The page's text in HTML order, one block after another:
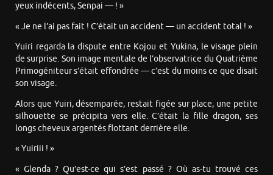
yeux indécents, Senpai — ! »
« Je ne l’ai pas fait ! C’était un accident — un accident total ! »
Yuiri regarda la dispute entre Kojou et Yukina, le visage plein
de surprise. Son image mentale de l’observatrice du Quatrième
Primogéniteur s’était effondrée — c’est du moins ce que disait
son visage.
Alors que Yuiri, désemparée, restait figée sur place, une petite
silhouette se précipita vers elle. C’était la fille dragon, ses
longs cheveux argentés flottant derrière elle.
« Yuiriii ! »
« Glenda ? Qu’est-ce qui s’est passé ? Où as-tu trouvé ces